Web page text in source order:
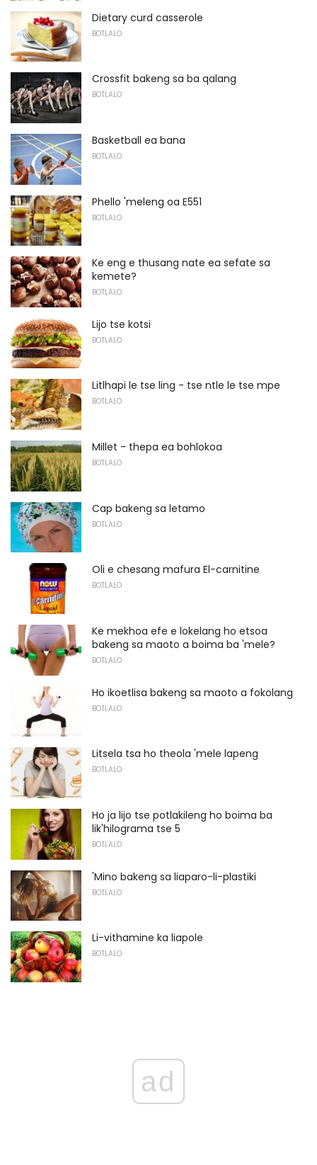
Dietary curd casserole
BOTLALO
Crossfit bakeng sa ba qalang
BOTLALO
Basketball ea bana
BOTLALO
Phello 'meleng oa E551
BOTLALO
Ke eng e thusang nate ea sefate sa
kemete?
BOTLALO
Lijo tse kotsi
BOTLALO
Litlhapi le tse ling - tse ntle le tse mpe
BOTLALO
Millet - thepa ea bohlokoa
BOTLALO
Cap bakeng sa letamo
BOTLALO
Oli e chesang mafura El-carnitine
BOTLALO
Ke mekhoa efe e lokelang ho etsoa
bakeng sa maoto a boima ba 'mele?
BOTLALO
Ho ikoetlisa bakeng sa maoto a fokolang
BOTLALO
Litsela tsa ho theola 'mele lapeng
BOTLALO
Ho ja lijo tse potlakileng ho boima ba
lik'hilograma tse 5
BOTLALO
'Mino bakeng sa liaparo-li-plastiki
BOTLALO
Li-vithamine ka liapole
BOTLALO
ad